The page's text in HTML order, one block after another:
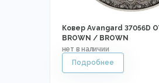
Ковер Avangard 37056D
BROWN / BROWN